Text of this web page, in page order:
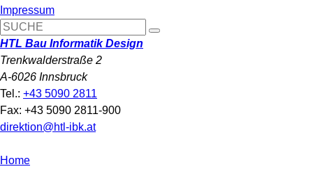
Impressum
HTL Bau Informatik Design
Trenkwalderstraße 2
A-6026 Innsbruck
Tel.: +43 5090 2811
Fax: +43 5090 2811-900
direktion@htl-ibk.at
Home